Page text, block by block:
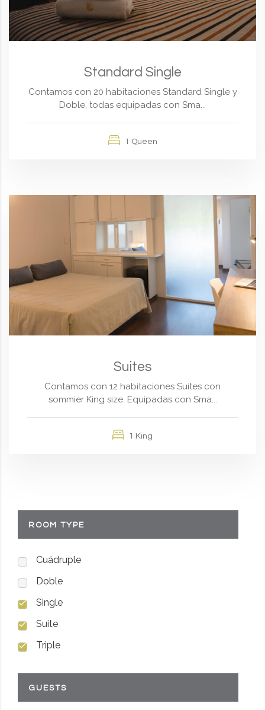
Standard Single
Contamos con 20 habitaciones Standard Single y
Doble, todas equipadas con Sma...
1 Queen
Suites
Contamos con 12 habitaciones Suites con
sommier King size. Equipadas con Sma...
1 King
ROOM TYPE
Cuádruple
Doble
Single
Suite
Triple
GUESTS